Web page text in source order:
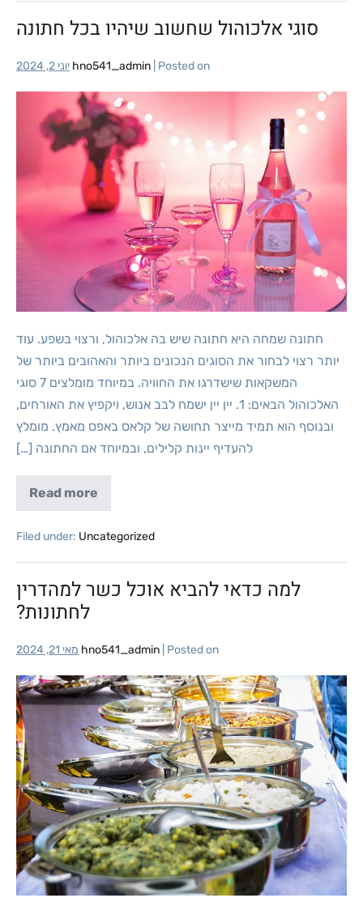
סוגי אלכוהול שחשוב שיהיו בכל חתונה
hno541_admin |Posted on יוני 2, 2024
חתונה שמחה היא חתונה שיש בה אלכוהול, ורצוי בשפע. עוד
יותר רצוי לבחור את הסוגים הנכונים ביותר והאהובים ביותר של
המשקאות שישדרגו את החוויה. במיוחד מומלצים 7 סוגי
האלכוהול הבאים: 1. יין יין ישמח לבב אנוש, ויקפיץ את האורחים,
ובנוסף הוא תמיד מייצר תחושה של קלאס באפס מאמץ. מומלץ
להעדיף יינות קלילים, ובמיוחד אם החתונה […]
Read more
Filed under:Uncategorized
למה כדאי להביא אוכל כשר למהדרין
לחתונות?
hno541_admin |Posted on מאי 21, 2024